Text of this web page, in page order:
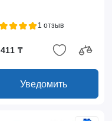
1 отзыв
₸
Уведомить